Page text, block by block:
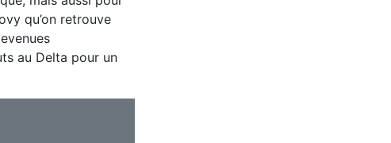
qu’on retrouve
au Delta pour un